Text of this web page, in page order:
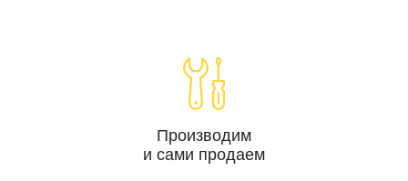
Производим
и сами продаем